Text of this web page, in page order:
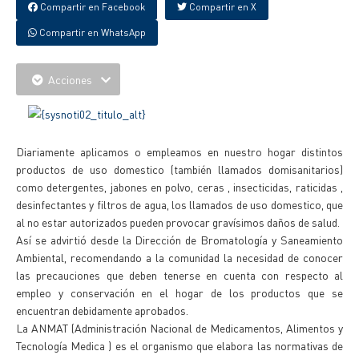
Compartir en Facebook Compartir en X
Compartir en WhatsApp
Acciones
Diariamente aplicamos o empleamos en nuestro hogar distintos
productos de uso domestico (también llamados domisanitarios)
como detergentes, jabones en polvo, ceras , insecticidas, raticidas ,
desinfectantes y filtros de agua, los llamados de uso domestico, que
al no estar autorizados pueden provocar gravísimos daños de salud.
Así se advirtió desde la Dirección de Bromatología y Saneamiento
Ambiental, recomendando a la comunidad la necesidad de conocer
las precauciones que deben tenerse en cuenta con respecto al
empleo y conservación en el hogar de los productos que se
encuentran debidamente aprobados.
La ANMAT (Administración Nacional de Medicamentos, Alimentos y
Tecnología Medica ) es el organismo que elabora las normativas de